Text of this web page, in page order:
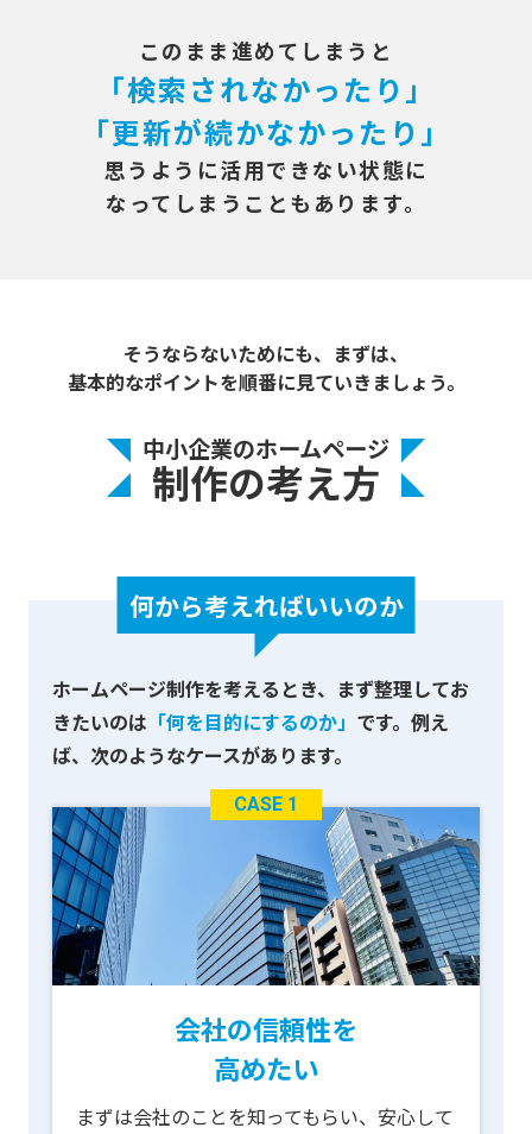
このまま進めてしまうと
「検索されなかったり」
「更新が続かなかったり」
思うように活用できない状態に
なってしまうこともあります。
そうならないためにも、まずは、
基本的なポイントを順番に見ていきましょう。
中小企業のホームページ
制作の考え方
何から考えればいいのか
ホームページ制作を考えるとき、 まず整理してお
きたいのは 「何を目的にするのか」 です。 例え
ば、次のようなケースがあります。
CASE 1
会社の信頼性を
高めたい
まずは会社のことを知ってもらい、安心して